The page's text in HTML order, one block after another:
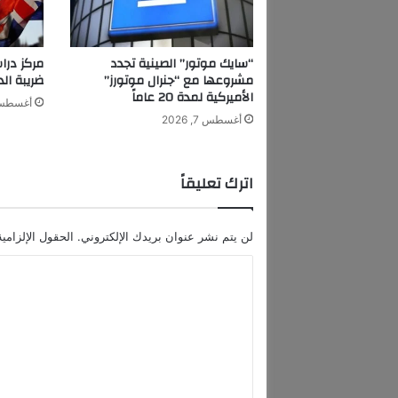
ا
ن
ا
ل
ل
ن
ي
ض
“سايك موتور” الصينية تجدد
مشروعها مع “جنرال موتورز”
الأميركية لمدة 20 عاماً
أغسطس 7, 2026
مركز
ضريبة
أغسطس 7,
اترك تعليقاً
لن يتم نشر عنوان بريدك الإلكتروني. الحقول